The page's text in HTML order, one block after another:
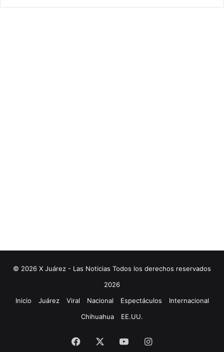
© 2026 X Juárez - Las Noticias Todos los derechos reservados
2026
Inicio
Juárez Viral Nacional Espectáculos
Internacional
Chihuahua
EE.UU.
Facebook YouTubeInstagram